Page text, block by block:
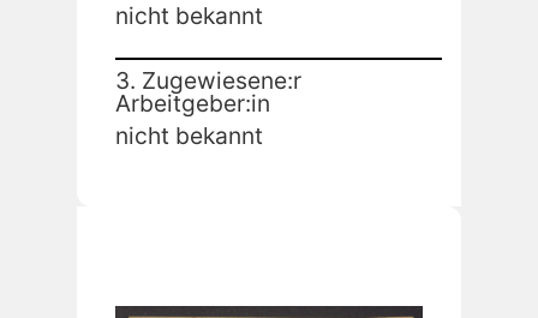
nicht bekannt
3. Zugewiesene:r
Arbeitgeber:in
nicht bekannt